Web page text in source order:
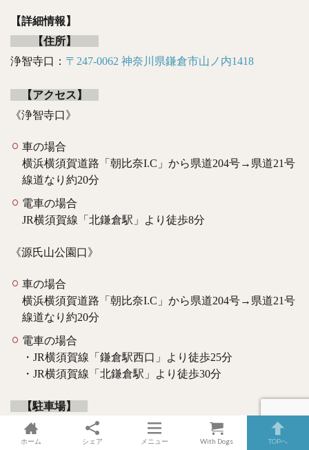
【詳細情報】
【住所】
浄智寺口： 〒247-0062 神奈川県鎌倉市山ノ内1418
【アクセス】
《浄智寺口》
車の場合
横浜横須賀道路「朝比奈I.C」から県道204号→県道21号
線道なり約20分
電車の場合
JR横須賀線「北鎌倉駅」より徒歩8分
《源氏山公園口》
車の場合
横浜横須賀道路「朝比奈I.C」から県道204号→県道21号
線道なり約20分
電車の場合
・JR横須賀線「鎌倉駅西口」より徒歩25分
・JR横須賀線「北鎌倉駅」より徒歩30分
【駐車場】
なし（近隣にコインパーキングあり）
ホーム シェア メニュー With Dogs TOPへ